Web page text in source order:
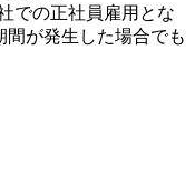
での正社員雇用とな
間が発生した場合でも